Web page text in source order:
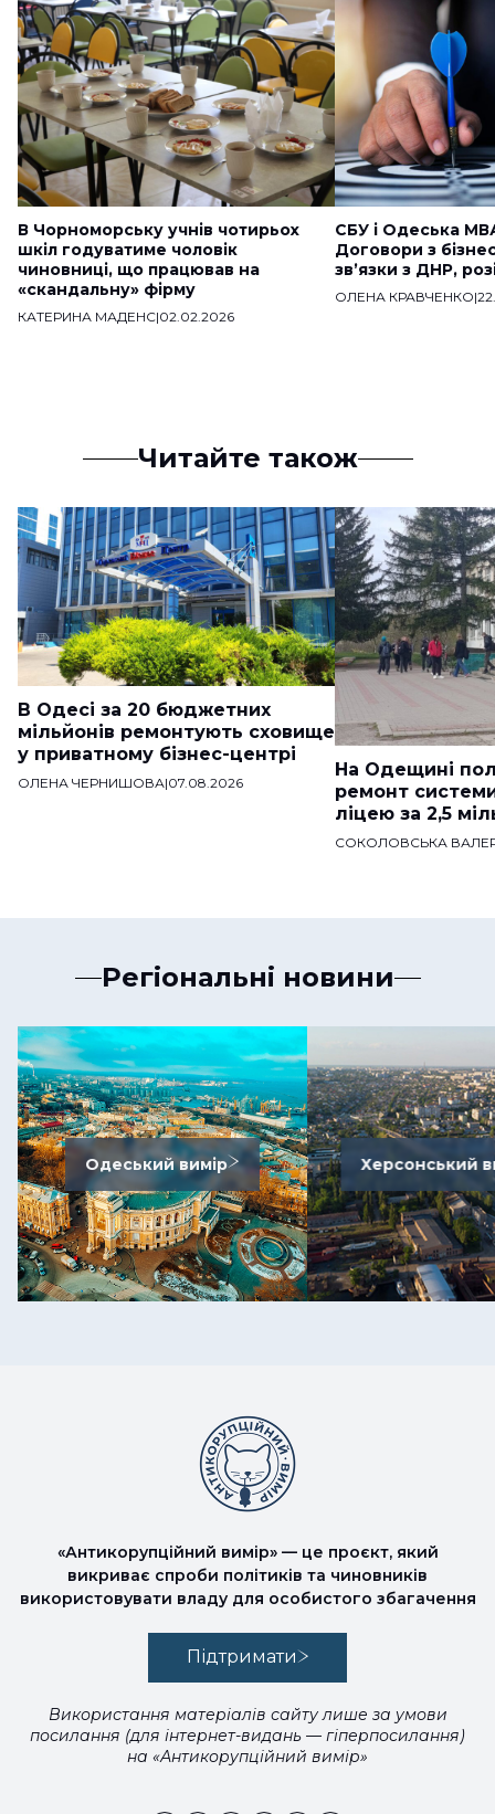
В Чорноморську учнів чотирьох
шкіл годуватиме чоловік
чиновниці, що працював на
«скандальну» фірму
КАТЕРИНА МАДЕНС|02.02.2026
СБУ і Одеська
Договори з
звʼязки з ДНР,
ОЛЕНА КРАВЧЕНКО|
Читайте також
В Одесі за 20 бюджетних
мільйонів ремонтують сховище
у приватному бізнес-центрі
ОЛЕНА ЧЕРНИШОВА|07.08.2026
На Одещині
ремонт
ліцею за 2,5
СОКОЛОВСЬКА
Регіональні новини
Одеський вимір Херсонський
«Антикорупційний вимір» — це проєкт, який
викриває спроби політиків та чиновників
використовувати владу для особистого збагачення
Підтримати
Використання матеріалів сайту лише за умови
посилання (для інтернет-видань — гіперпосилання)
на «Антикорупційний вимір»